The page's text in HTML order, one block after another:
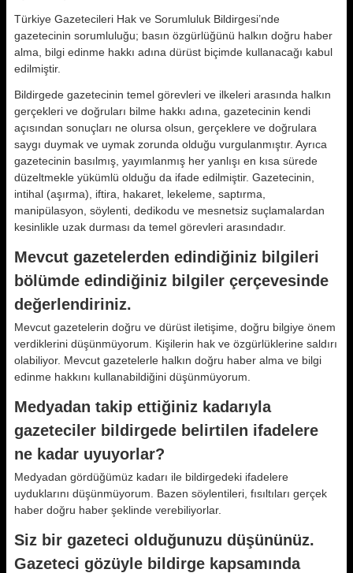
Türkiye Gazetecileri Hak ve Sorumluluk Bildirgesi’nde
gazetecinin sorumluluğu; basın özgürlüğünü halkın doğru haber
alma, bilgi edinme hakkı adına dürüst biçimde kullanacağı kabul
edilmiştir.
Bildirgede gazetecinin temel görevleri ve ilkeleri arasında halkın
gerçekleri ve doğruları bilme hakkı adına, gazetecinin kendi
açısından sonuçları ne olursa olsun, gerçeklere ve doğrulara
saygı duymak ve uymak zorunda olduğu vurgulanmıştır. Ayrıca
gazetecinin basılmış, yayımlanmış her yanlışı en kısa sürede
düzeltmekle yükümlü olduğu da ifade edilmiştir. Gazetecinin,
intihal (aşırma), iftira, hakaret, lekeleme, saptırma,
manipülasyon, söylenti, dedikodu ve mesnetsiz suçlamalardan
kesinlikle uzak durması da temel görevleri arasındadır.
Mevcut gazetelerden edindiğiniz bilgileri
bölümde edindiğiniz bilgiler çerçevesinde
değerlendiriniz.
Mevcut gazetelerin doğru ve dürüst iletişime, doğru bilgiye önem
verdiklerini düşünmüyorum. Kişilerin hak ve özgürlüklerine saldırı
olabiliyor. Mevcut gazetelerle halkın doğru haber alma ve bilgi
edinme hakkını kullanabildiğini düşünmüyorum.
Medyadan takip ettiğiniz kadarıyla
gazeteciler bildirgede belirtilen ifadelere
ne kadar uyuyorlar?
Medyadan gördüğümüz kadarı ile bildirgedeki ifadelere
uyduklarını düşünmüyorum. Bazen söylentileri, fısıltıları gerçek
haber doğru haber şeklinde verebiliyorlar.
Siz bir gazeteci olduğunuzu düşününüz.
Gazeteci gözüyle bildirge kapsamında